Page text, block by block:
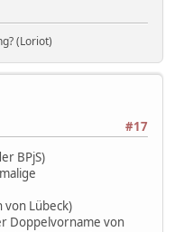
(Loriot)
#17
BPjS)
Lübeck)
Doppelvorname von